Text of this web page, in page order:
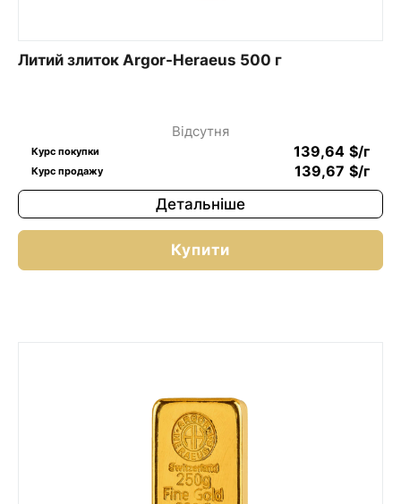
Литий злиток Argor-Heraeus 500 г
Відсутня
Курс покупки 139,64 $/г
Курс продажу 139,67 $/г
Детальніше
Купити